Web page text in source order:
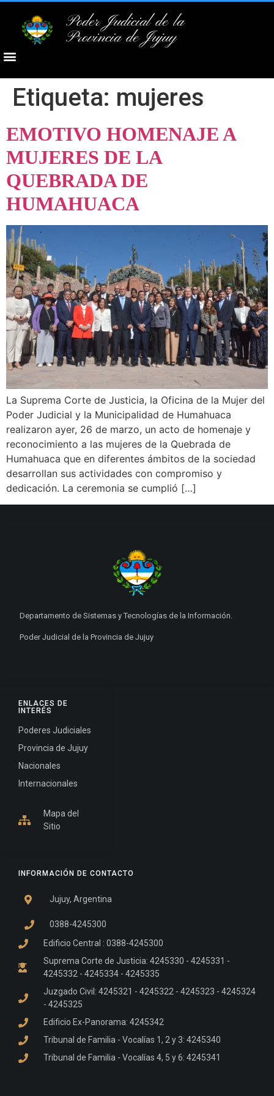
Poder Judicial de la
Provincia de Jujuy
Etiqueta: mujeres
EMOTIVO HOMENAJE A
MUJERES DE LA
QUEBRADA DE
HUMAHUACA
La Suprema Corte de Justicia, la Oficina de la Mujer del
Poder Judicial y la Municipalidad de Humahuaca
realizaron ayer, 26 de marzo, un acto de homenaje y
reconocimiento a las mujeres de la Quebrada de
Humahuaca que en diferentes ámbitos de la sociedad
desarrollan sus actividades con compromiso y
dedicación. La ceremonia se cumplió […]
INFORMACIÓN DE CONTACTO
Jujuy, Argentina
0388-4245300
Edificio Central : 0388-4245300
Suprema Corte de Justicia: 4245330 - 4245331 -
4245332 - 4245334 - 4245335
Juzgado Civil: 4245321 - 4245322 - 4245323 - 4245324
- 4245325
Edificio Ex-Panorama: 4245342
Tribunal de Familia - Vocalías 1, 2 y 3: 4245340
Tribunal de Familia - Vocalías 4, 5 y 6: 4245341
ENLACES DE
INTERÉS
Poderes Judiciales
Provincia de Jujuy
Nacionales
Internacionales
Mapa del
Sitio
Departamento de Sistemas y Tecnologías de la Información.
Poder Judicial de la Provincia de Jujuy